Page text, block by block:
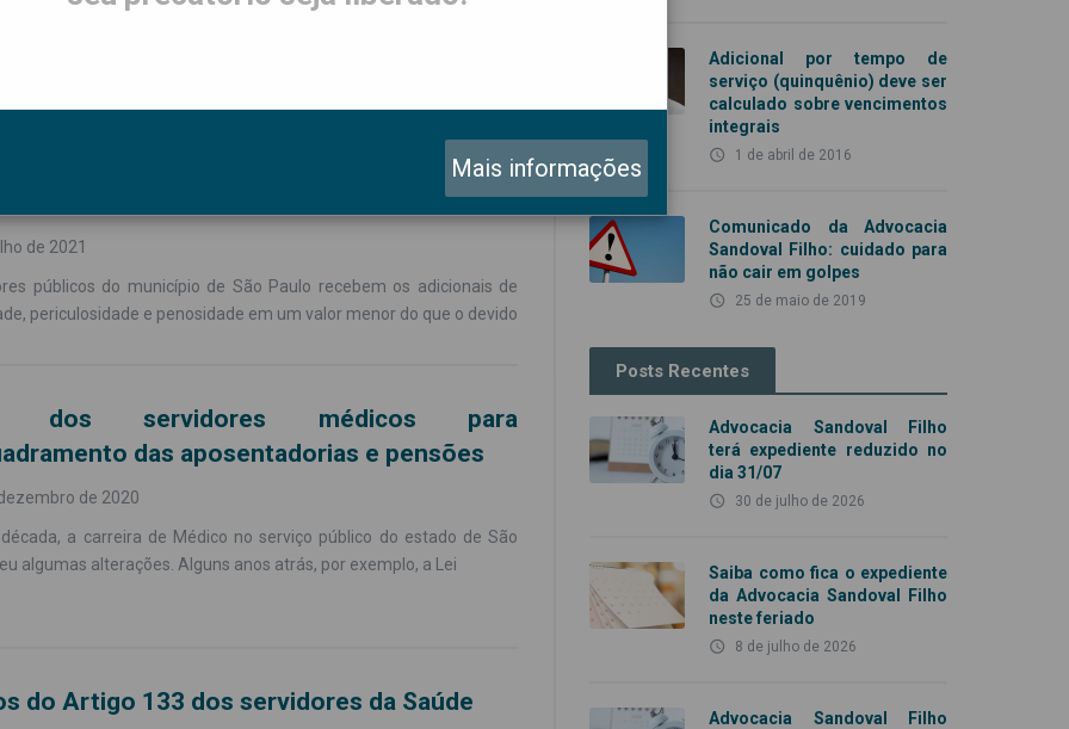
municipais recebem menos que o
nos adicionais de insalubridade, penosidade
de 2021
públicos do município de São Paulo recebem os adicionais de
periculosidade e penosidade em um valor menor do que o devido
dos servidores médicos para
das aposentadorias e pensões
de 2020
a carreira de Médico no serviço público do estado de São
algumas alterações. Alguns anos atrás, por exemplo, a Lei
do Artigo 133 dos servidores da Saúde
Adicional por tempo de
serviço (quinquênio) deve ser
calculado sobre vencimentos
integrais
access_time 1 de abril de 2016
Comunicado da Advocacia
Sandoval Filho: cuidado para
não cair em golpes
access_time 25 de maio de 2019
Posts Recentes
Advocacia Sandoval Filho
terá expediente reduzido no
dia 31/07
access_time 30 de julho de 2026
Saiba como fica o expediente
da Advocacia Sandoval Filho
neste feriado
access_time 8 de julho de 2026
Advocacia Sandoval Filho
Mais informações